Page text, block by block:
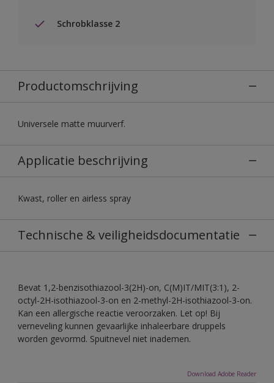
Schrobklasse 2
Productomschrijving
Universele matte muurverf.
Applicatie beschrijving
Kwast, roller en airless spray
Technische & veiligheidsdocumentatie
Bevat 1,2-benzisothiazool-3(2H)-on, C(M)IT/MIT(3:1), 2-
octyl-2H-isothiazool-3-on en 2-methyl-2H-isothiazool-3-on.
Kan een allergische reactie veroorzaken. Let op! Bij
verneveling kunnen gevaarlijke inhaleerbare druppels
worden gevormd. Spuitnevel niet inademen.
Download Adobe Reader